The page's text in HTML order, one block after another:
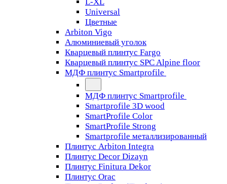
Universal
Цветные
Arbiton Vigo
Алюминиевый уголок
Кварцевый плинтус Fargo
Кварцевый плинтус SPC Alpine floor
МДФ плинтус Smartprofile
МДФ плинтус Smartprofile
Smartprofile 3D wood
SmartProfile Color
SmartProfile Strong
Smartprofile металлизированный
Плинтус Arbiton Integra
Плинтус Decor Dizayn
Плинтус Finitura Dekor
Плинтус Orac